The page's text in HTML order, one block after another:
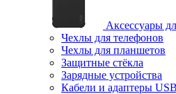
Аксессуары
Чехлы для телефонов
Чехлы для планшетов
Защитные стёкла
Зарядные устройства
Кабели и адаптеры